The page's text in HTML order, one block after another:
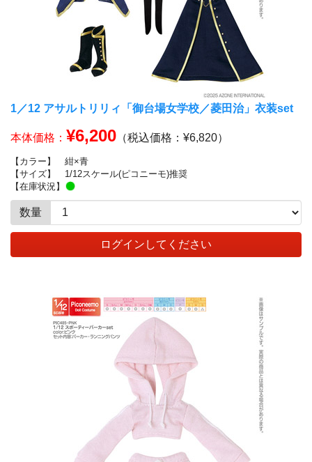
1／12 アサルトリリィ「御台場女学校／菱田治」衣装set
本体価格： ¥6,200 （税込価格：¥6,820）
【カラー】
紺×青
【サイズ】
1/12スケール(ピコニーモ)推奨
【在庫状況】
数量
ログインしてください